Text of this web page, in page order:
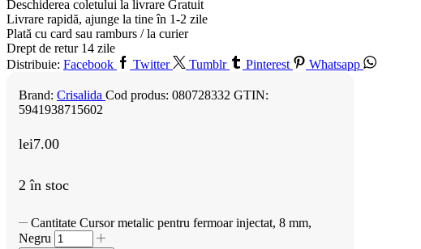
Deschiderea coletului la livrare Gratuit
Livrare rapidă, ajunge la tine în 1-2 zile
Plată cu card sau ramburs / la curier
Drept de retur 14 zile
Distribuie: Facebook Twitter Tumblr Pinterest Whatsapp
Brand: Crisalida Cod produs: 080728332 GTIN:
5941938715602
lei7.00
2 în stoc
Cantitate Cursor metalic pentru fermoar injectat, 8 mm,
Negru